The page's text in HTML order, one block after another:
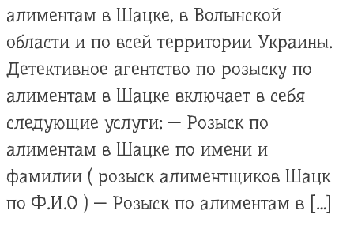
алиментам в Шацке, в Волынской
области и по всей территории Украины.
Детективное агентство по розыску по
алиментам в Шацке включает в себя
следующие услуги: — Розыск по
алиментам в Шацке по имени и
фамилии ( розыск алиментщиков Шацк
по Ф.И.О ) — Розыск по алиментам в […]